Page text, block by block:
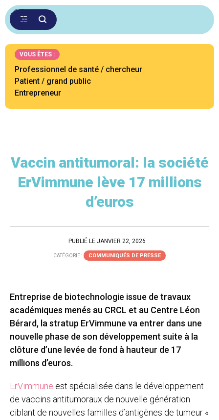
VOUS ÊTES :
Professionnel de santé / chercheur
Patient / grand public
Entrepreneur
Vaccin antitumoral: la société
ErVimmune lève 17 millions
d’euros
PUBLIÉ LE JANVIER 22, 2026
CATÉGORIE : COMMUNIQUÉS DE PRESSE
Entreprise de biotechnologie issue de travaux
académiques menés au CRCL et au Centre Léon
Bérard, la stratup ErVimmune va entrer dans une
nouvelle phase de son développement suite à la
clôture d’une levée de fond à hauteur de 17
millions d’euros.
ErVimmune est spécialisée dans le développement
de vaccins antitumoraux de nouvelle génération
ciblant de nouvelles familles d’antigènes de tumeur «